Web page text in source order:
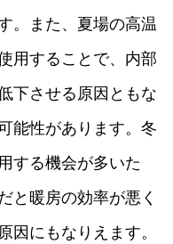
。また、夏場の高温
用することで、内部
下させる原因ともな
能性があります。冬
する機会が多いた
と暖房の効率が悪く
因にもなりえます。